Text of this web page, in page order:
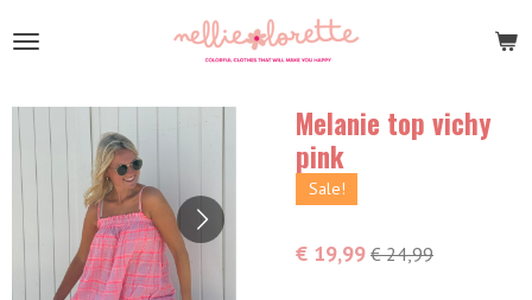
direct
Melanie top vichy
pink
Sale!
€ 19,99 € 24,99